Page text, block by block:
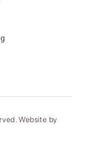
Website by